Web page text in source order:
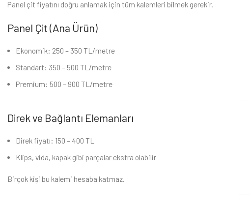
Panel çit fiyatını doğru anlamak için tüm kalemleri bilmek gerekir.
Panel Çit (Ana Ürün)
Ekonomik: 250 – 350 TL/metre
Standart: 350 – 500 TL/metre
Premium: 500 – 900 TL/metre
Direk ve Bağlantı Elemanları
Direk fiyatı: 150 – 400 TL
Klips, vida, kapak gibi parçalar ekstra olabilir
Birçok kişi bu kalemi hesaba katmaz.